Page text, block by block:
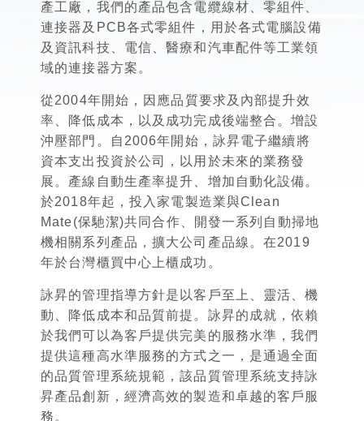
產工廠，我們的產品包含電纜線材、零組件、
連接器及PCB各式零組件，用於各式電腦設備
及資訊科技、電信、醫療和汽車配件等工業領
域的連接器方案。
從2004年開始，因應品質要求及內部提升效
率、降低成本，以及成功完成後端整合。增設
沖壓部門。自2006年開始，詠昇電子繼續將
資本支出投資於公司，以用於未來的業務發
展。產線自動生產率提升、增加自動化設備。
於2018年起，投入家電製造業與Clean
Mate(保馳潔)共同合作、開發一系列自動掃地
機相關系列產品，擴大公司產品線。在2019
年於台灣櫃買中心上櫃成功。
詠昇的管理指導方針是以客戶至上、靈活、機
動、降低成本和品質前提。詠昇的成就，依賴
於我們可以為客戶提供完美的服務水準，我們
提供這種高水準服務的方式之一，是通過全面
的品質管理系統規範，該品質管理系統支持詠
昇產品創新，經濟高效的製造和卓越的客戶服
務。